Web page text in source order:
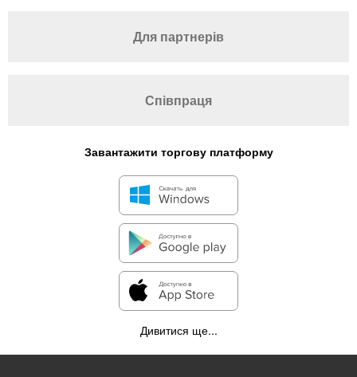
Для партнерів
Співпраця
Завантажити торгову платформу
Дивитися ще...